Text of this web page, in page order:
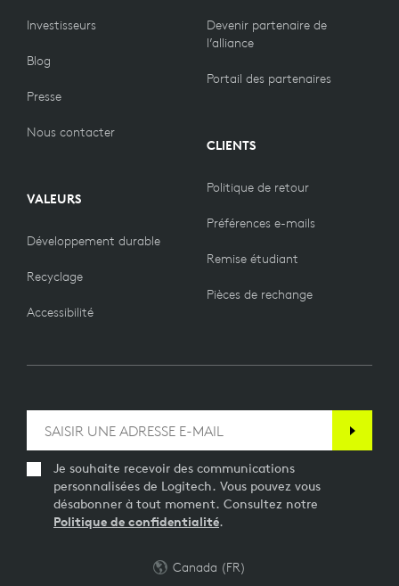
Investisseurs
Blog
Presse
Nous contacter
VALEURS
Développement durable
Recyclage
Accessibilité
Devenir partenaire de
l’alliance
Portail des partenaires
CLIENTS
Politique de retour
Préférences e-mails
Remise étudiant
Pièces de rechange
Je souhaite recevoir des communications
personnalisées de Logitech. Vous pouvez vous
désabonner à tout moment. Consultez notre
Politique de confidentialité.
Canada (FR)